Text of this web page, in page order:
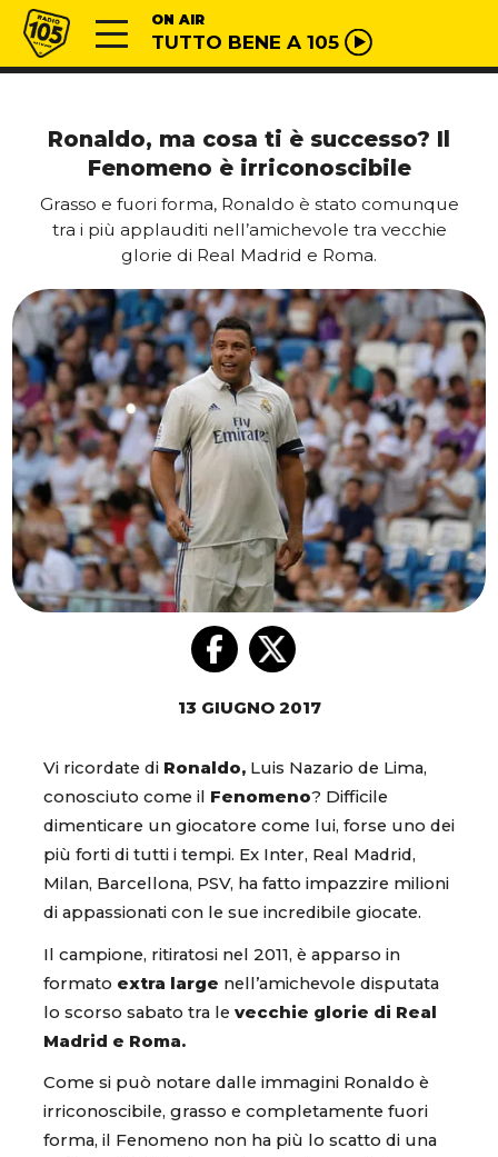
Vai al contenuto
Radio 105 ON AIR
TUTTO BENE A 105
Ronaldo, ma cosa ti è successo? Il
Fenomeno è irriconoscibile
Grasso e fuori forma, Ronaldo è stato comunque
tra i più applauditi nell’amichevole tra vecchie
glorie di Real Madrid e Roma.
13 GIUGNO 2017
Vi ricordate di Ronaldo, Luis Nazario de Lima,
conosciuto come il Fenomeno? Difficile
dimenticare un giocatore come lui, forse uno dei
più forti di tutti i tempi. Ex Inter, Real Madrid,
Milan, Barcellona, PSV, ha fatto impazzire milioni
di appassionati con le sue incredibile giocate.
Il campione, ritiratosi nel 2011, è apparso in
formato extra large nell’amichevole disputata
lo scorso sabato tra le vecchie glorie di Real
Madrid e Roma.
Come si può notare dalle immagini Ronaldo è
irriconoscibile, grasso e completamente fuori
forma, il Fenomeno non ha più lo scatto di una